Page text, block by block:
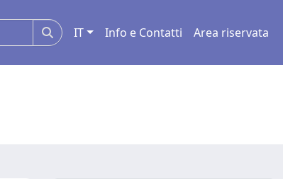
IT Info e Contatti Area riservata